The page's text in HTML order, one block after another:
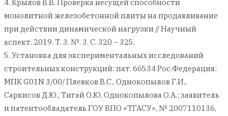
4. Крылов В.В. Проверка несущей способности
монолитной железобетонной плиты на продавливание
при действии динамической нагрузки // Научный
аспект. 2019. Т. 3. №. 3. С. 320 – 325.
5. Установка для экспериментальных исследований
строительных конструкций: пат. 66534 Рос.Федерация:
МПК G01N 3/00/ Плевков В.С., Однокопылов Г.И.,
Саркисов Д.Ю., Тигай О.Ю. Однокопылова О.А.; заявитель
и патентообладатель ГОУ ВПО «ТГАСУ», № 2007110136,